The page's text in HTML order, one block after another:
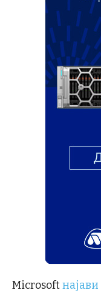
Microsoftнајави